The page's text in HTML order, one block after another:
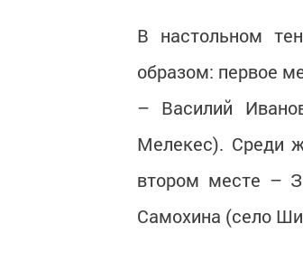
В настольном
образом: первое
– Василий
Мелекес). Среди
втором месте –
Самохина (село